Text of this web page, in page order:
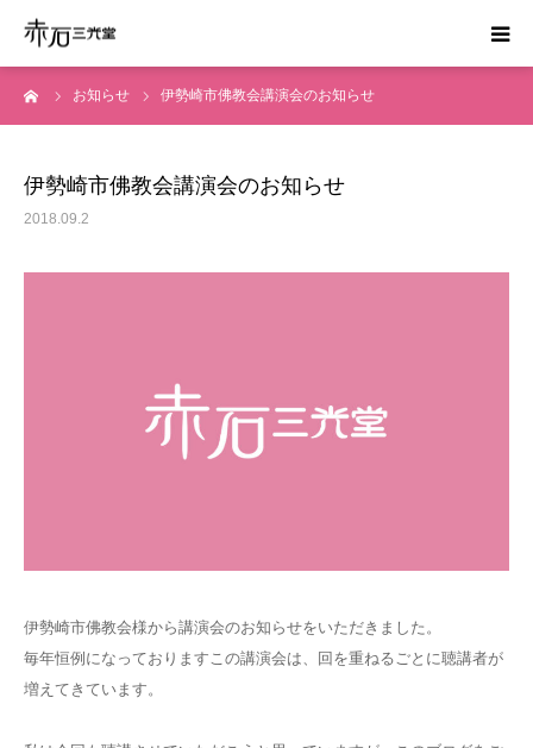
お知らせ 伊勢崎市佛教会講演会のお知らせ
伊勢崎市佛教会講演会のお知らせ
2018.09.2
伊勢崎市佛教会様から講演会のお知らせをいただきました。
毎年恒例になっておりますこの講演会は、回を重ねるごとに聴講者が
増えてきています。
ホーム